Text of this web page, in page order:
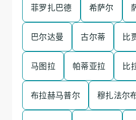
菲罗扎巴德 希萨尔
巴尔达曼 古尔蒂 比
马图拉 帕蒂亚拉 比
布拉赫马普尔 穆扎法尔